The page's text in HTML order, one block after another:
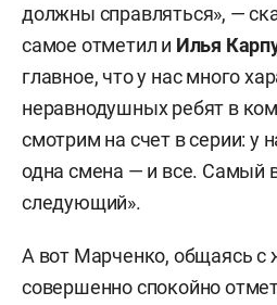
должны справляться», —
самое отметил и Илья
главное, что у нас много
неравнодушных ребят в
смотрим на счет в серии: у
одна смена — и все. Самый
следующий».
А вот Марченко, общаясь с
совершенно спокойно